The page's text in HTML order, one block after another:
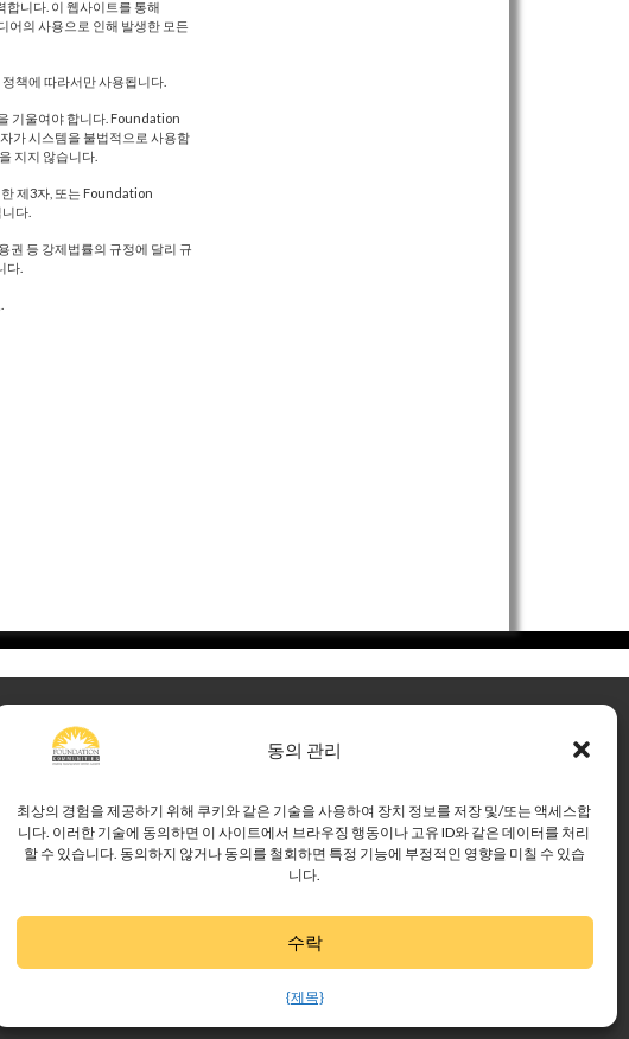
동의 관리
최상의 경험을 제공하기 위해 쿠키와 같은 기술을 사용하여 장치 정보를 저장 및/또는 액세스합
니다. 이러한 기술에 동의하면 이 사이트에서 브라우징 행동이나 고유 ID와 같은 데이터를 처리
할 수 있습니다. 동의하지 않거나 동의를 철회하면 특정 기능에 부정적인 영향을 미칠 수 있습
니다.
수락
{제목}
합니다. 이 웹사이트를 통해
의 사용으로 인해 발생한 모든
책에 따라서만 사용됩니다.
기울여야 합니다. Foundation
가 시스템을 불법적으로 사용함
지지 않습니다.
제3자, 또는 Foundation
다.
권 등 강제법률의 규정에 달리 규
다.
커뮤니티 파트너
금융 파트너
주택 건설업자
문의하기
사이트 색인
다운로드
개인정보 처리방
침
쿠키 정책
책임 한계
저작권 © 2020 Foundation Communities. 모든 권리 보유.
↑